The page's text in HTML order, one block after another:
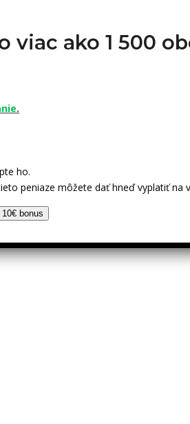
viac ako 1 500
.
ho.
peniaze môžete dať hneď vyplatiť na
bonus